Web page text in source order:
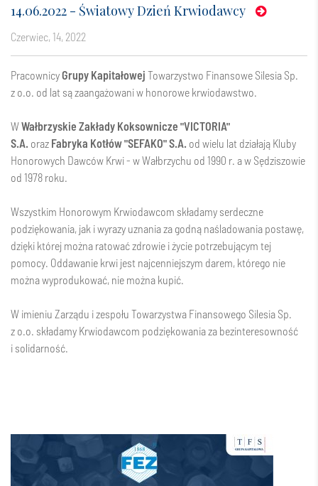
14.06.2022 - Światowy Dzień Krwiodawcy
czerwiec, 14, 2022
PracownicyGrupy Kapitałowej Towarzystwo Finansowe Silesia Sp.
z o.o. od lat są zaangażowani w honorowe krwiodawstwo.
WWałbrzyskie Zakłady Koksownicze "VICTORIA"​
S.A. oraz Fabryka Kotłów "SEFAKO" S.A. od wielu lat działają Kluby
Honorowych Dawców Krwi - w Wałbrzychu od 1990 r. a w Sędziszowie
od 1978 roku.
Wszystkim Honorowym Krwiodawcom składamy serdeczne
podziękowania, jak i wyrazy uznania za godną naśladowania postawę,
dzięki której można ratować zdrowie i życie potrzebującym tej
pomocy. Oddawanie krwi jest najcenniejszym darem, którego nie
można wyprodukować, nie można kupić.
W imieniu Zarządu i zespołu Towarzystwa Finansowego Silesia Sp.
z o.o. składamy Krwiodawcom podziękowania za bezinteresowność
i solidarność.